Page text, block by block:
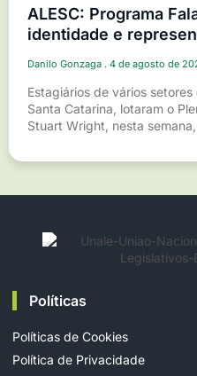
ALESC: Programa
identidade e
Danilo Gonzaga 4 de agosto de
Estagiários de vários
Santa Catarina, lotaram o
Stuart Wright, nesta
Políticas
Políticas de Cookies
Política de Privacidade